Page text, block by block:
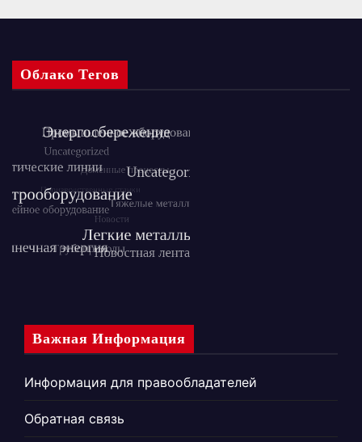
Облако Тегов
Важная Информация
Информация для правообладателей
Обратная связь